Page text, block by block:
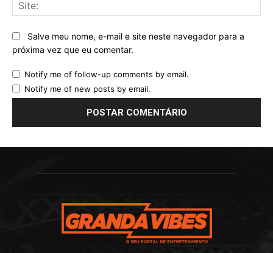
Salve meu nome, e-mail e site neste navegador para a
próxima vez que eu comentar.
Notify me of follow-up comments by email.
Notify me of new posts by email.